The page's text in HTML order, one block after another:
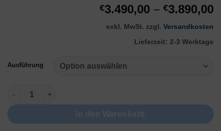
€3.490,00 – €3.890,00
exkl. MwSt. zzgl. Versandkosten
Lieferzeit: 2-3 Werktage
Ausführung
DaDo 2.0 Schweißlaser Menge
In den Warenkorb